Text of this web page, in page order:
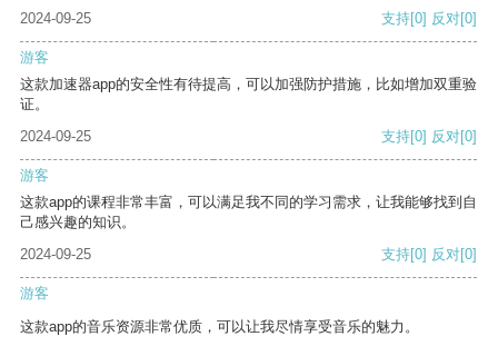
2024-09-25 支持[0] 反对[0]
游客
这款加速器app的安全性有待提高，可以加强防护措施，比如增加双重验
证。
2024-09-25
支持[0] 反对[0]
游客
这款app的课程非常丰富，可以满足我不同的学习需求，让我能够找到自
己感兴趣的知识。
2024-09-25
支持[0] 反对[0]
游客
这款app的音乐资源非常优质，可以让我尽情享受音乐的魅力。